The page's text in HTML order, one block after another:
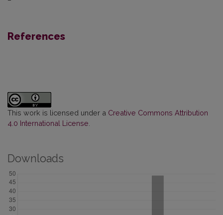
References
This work is licensed under a Creative Commons Attribution
4.0 International License
Downloads